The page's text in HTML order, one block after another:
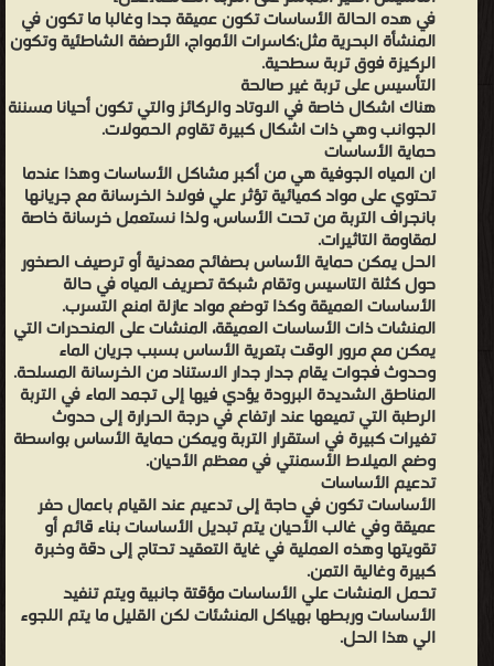
في هده الحالة الأساسات تكون عميقة جدا وغالبا ما تكون في
المنشأة البحرية مثل:كاسرات الأمواج، الأرصفة الشاطئية وتكون
الركيزة فوق تربة سطحية.
التأسيس على تربة غير صالحة
هناك اشكال خاصة في الاوتاد والركائز والتي تكون أحيانا مسننة
الجوانب وهي ذات اشكال كبيرة تقاوم الحمولات.
حماية الأساسات
ان المياه الجوفية هي من أكبر مشاكل الأساسات وهذا عندما
تحتوي على مواد كميائية تؤثر علي فولاذ الخرسانة مع جريانها
بانجراف التربة من تحت الأساس، ولذا نستعمل خرسانة خاصة
لمقاومة التاثيرات.
الحل يمكن حماية الأساس بصفائح معدنية أو ترصيف الصخور
حول كثلة التاسيس وتقام شبكة تصريف المياه في حالة
الأساسات العميقة وكذا توضع مواد عازلة امنع التسرب.
المنشات ذات الأساسات العميقة، المنشات على المنحدرات التي
يمكن مع مرور الوقت بتعرية الأساس بسبب جريان الماء
وحدوث فجوات يقام جدار جدار الاستناد من الخرسانة المسلحة.
المناطق الشديدة البرودة يؤدي فيها إلى تجمد الماء في التربة
الرطبة التي تميعها عند ارتفاع في درجة الحرارة إلى حدوث
تغيرات كبيرة في استقرار التربة ويمكن حماية الأساس بواسطة
وضع الميلاط الأسمنتي في معظم الأحيان.
تدعيم الأساسات
الأساسات تكون في حاجة إلى تدعيم عند القيام باعمال حفر
عميقة وفي غالب الأحيان يتم تبديل الأساسات بناء قائم أو
تقويتها وهذه العملية في غاية التعقيد تحتاج إلى دقة وخبرة
كبيرة وغالية التمن.
تحمل المنشات علي الأساسات مؤقتة جانبية ويتم تنفيد
الأساسات وربطها بهياكل المنشئات لكن القليل ما يتم اللجوء
الي هذا الحل.